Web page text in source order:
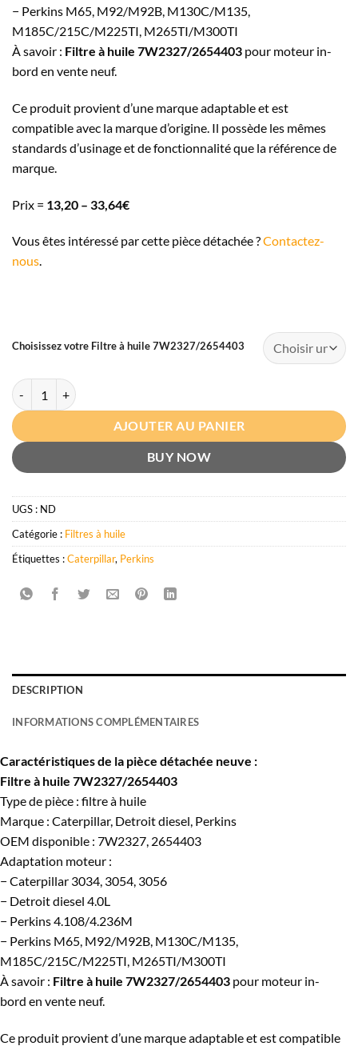
− Perkins M65, M92/M92B, M130C/M135,
M185C/215C/M225TI, M265TI/M300TI
À savoir : Filtre à huile 7W2327/2654403 pour moteur in-
bord en vente neuf.
Ce produit provient d’une marque adaptable et est
compatible avec la marque d’origine. Il possède les mêmes
standards d’usinage et de fonctionnalité que la référence de
marque.
Prix = 13,20 – 33,64€
Vous êtes intéressé par cette pièce détachée ?Contactez-
nous.
Choisissez votre Filtre à huile 7W2327/2654403
quantité de Filtre à huile 7W2327/2654403
AJOUTER AU PANIER
BUY NOW
UGS : ND
Catégorie : Filtres à huile
Étiquettes :Caterpillar, Perkins
DESCRIPTION
INFORMATIONS COMPLÉMENTAIRES
Caractéristiques de la pièce détachée neuve :
Filtre à huile 7W2327/2654403
Type de pièce : filtre à huile
Marque : Caterpillar, Detroit diesel, Perkins
OEM disponible : 7W2327, 2654403
Adaptation moteur :
− Caterpillar 3034, 3054, 3056
− Detroit diesel 4.0L
− Perkins 4.108/4.236M
− Perkins M65, M92/M92B, M130C/M135,
M185C/215C/M225TI, M265TI/M300TI
À savoir : Filtre à huile 7W2327/2654403 pour moteur in-
bord en vente neuf.
Ce produit provient d’une marque adaptable et est compatible